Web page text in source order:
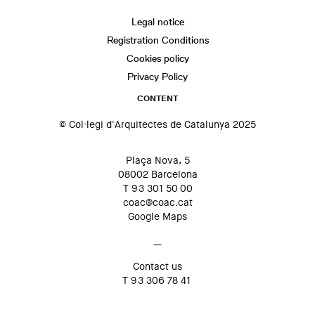
Legal notice
Registration Conditions
Cookies policy
Privacy Policy
CONTENT
© Col·legi d'Arquitectes de Catalunya 2025
Plaça Nova, 5
08002 Barcelona
T 93 301 50 00
coac@coac.cat
Google Maps
—
Contact us
T 93 306 78 41